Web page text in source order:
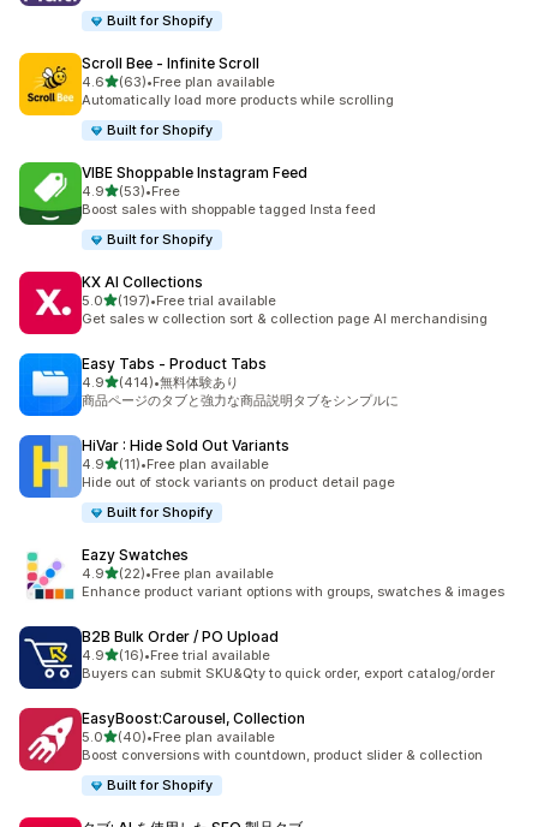
Built for Shopify
Scroll Bee ‑ Infinite Scroll
4.65つ星中
(63)
合計レビュー数：63件
•Free plan available
Automatically load more products while scrolling
Built for Shopify
VIBE Shoppable Instagram Feed
4.95つ星中
(53)
合計レビュー数：53件
•Free
Boost sales with shoppable tagged Insta feed
Built for Shopify
KX AI Collections
5.05つ星中
(197)
合計レビュー数：197件
•Free trial available
Get sales w collection sort & collection page AI merchandising
Easy Tabs ‑ Product Tabs
4.95つ星中
(414)
合計レビュー数：414件
•無料体験あり
商品ページのタブと強力な商品説明タブをシンプルに
HiVar : Hide Sold Out Variants
4.95つ星中
(11)
合計レビュー数：11件
•Free plan available
Hide out of stock variants on product detail page
Built for Shopify
Eazy Swatches
4.95つ星中
(22)
合計レビュー数：22件
•Free plan available
Enhance product variant options with groups, swatches & images
B2B Bulk Order / PO Upload
4.95つ星中
(16)
合計レビュー数：16件
•Free trial available
Buyers can submit SKU&Qty to quick order, export catalog/order
EasyBoost:Carousel, Collection
5.05つ星中
(40)
合計レビュー数：40件
•Free plan available
Boost conversions with countdown, product slider & collection
Built for Shopify